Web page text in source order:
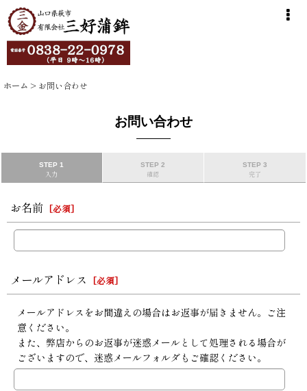
ホーム > お問い合わせ
お問い合わせ
STEP 1
入力
STEP 2
確認
STEP 3
完了
お名前 [必須]
メールアドレス [必須]
メールアドレスをお間違えの場合はお返事が届きません。ご注
意ください。
また、弊店からのお返事が迷惑メールとして処理される場合が
ございますので、迷惑メールフォルダもご確認ください。